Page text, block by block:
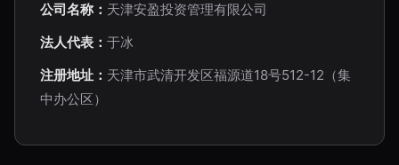
公司名称： 天津安盈投资管理有限公司
法人代表： 于冰
注册地址： 天津市武清开发区福源道18号512-12（集
中办公区）